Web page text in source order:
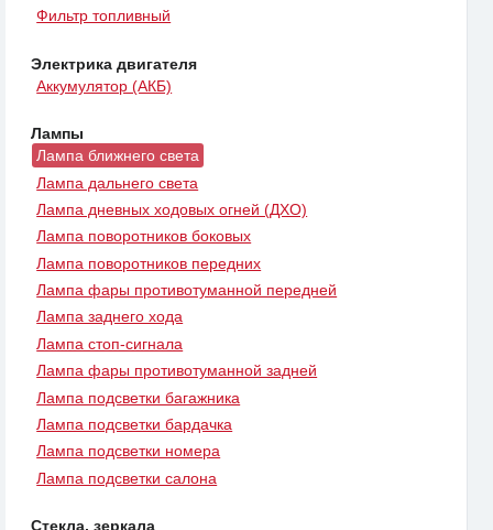
Фильтр топливный
Электрика двигателя
Аккумулятор (АКБ)
Лампы
Лампа ближнего света
Лампа дальнего света
Лампа дневных ходовых огней (ДХО)
Лампа поворотников боковых
Лампа поворотников передних
Лампа фары противотуманной передней
Лампа заднего хода
Лампа стоп-сигнала
Лампа фары противотуманной задней
Лампа подсветки багажника
Лампа подсветки бардачка
Лампа подсветки номера
Лампа подсветки салона
Стекла, зеркала